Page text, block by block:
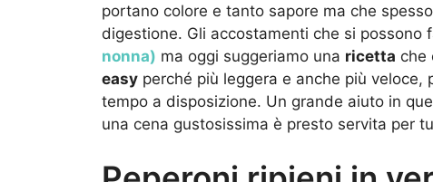
portano colore e tanto sapore ma che
digestione. Gli accostamenti che si possono
nonna) ma oggi suggeriamo una ricetta che
easy perché più leggera e anche più
tempo a disposizione. Un grande aiuto in
una cena gustosissima è presto servita per